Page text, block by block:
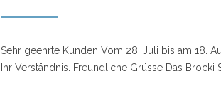
Sehr geehrte Kunden Vom 28. Juli bis am 18.
Ihr Verständnis. Freundliche Grüsse Das Brocki